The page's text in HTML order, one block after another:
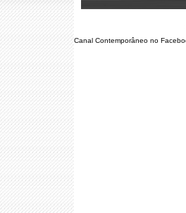
Canal Contemporâneo no